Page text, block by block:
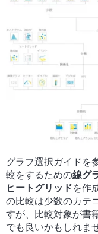
グラフ選択ガイドを
較をするための線グ
ヒートグリッドを作
の比較は少数のカテ
すが、比較対象が書
でも良いかもしれま